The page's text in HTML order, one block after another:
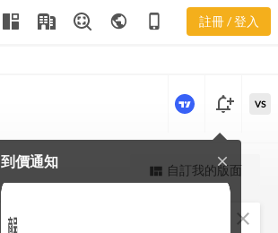
public phone_iphone 註冊 / 登入
更強大的進階價量圖表
notification_add
到價通知 close
VS
view_quilt 自訂我的版面
close